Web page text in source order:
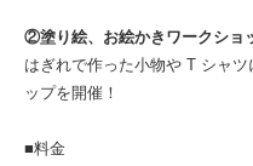
②塗り絵、お絵かきワークショ
はぎれで作った小物や T シャ
ップを開催！
■料金